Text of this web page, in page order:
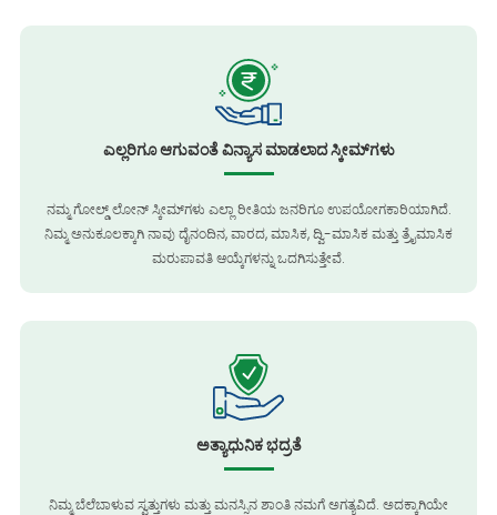
ಎಲ್ಲರಿಗೂ ಆಗುವಂತೆ ವಿನ್ಯಾಸ ಮಾಡಲಾದ ಸ್ಕೀಮ್‌ಗಳು
ನಮ್ಮ ಗೋಲ್ಡ್ ಲೋನ್ ಸ್ಕೀಮ್‌ಗಳು ಎಲ್ಲಾ ರೀತಿಯ ಜನರಿಗೂ ಉಪಯೋಗಕಾರಿಯಾಗಿದೆ.
ನಿಮ್ಮ ಅನುಕೂಲಕ್ಕಾಗಿ ನಾವು ದೈನಂದಿನ, ವಾರದ, ಮಾಸಿಕ, ದ್ವಿ-ಮಾಸಿಕ ಮತ್ತು ತ್ರೈಮಾಸಿಕ
ಮರುಪಾವತಿ ಆಯ್ಕೆಗಳನ್ನು ಒದಗಿಸುತ್ತೇವೆ.
ಅತ್ಯಾಧುನಿಕ ಭದ್ರತೆ
ನಿಮ್ಮ ಬೆಲೆಬಾಳುವ ಸ್ವತ್ತುಗಳು ಮತ್ತು ಮನಸ್ಸಿನ ಶಾಂತಿ ನಮಗೆ ಅಗತ್ಯವಿದೆ. ಅದಕ್ಕಾಗಿಯೇ